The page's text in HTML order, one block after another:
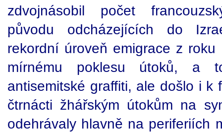
zdvojnásobil počet
původu odcházejících do
rekordní úroveň emigrace z
mírnému poklesu útoků, a
antisemitské graffiti, ale došlo i k
čtrnácti žhářským útokům na
odehrávaly hlavně na periferiích